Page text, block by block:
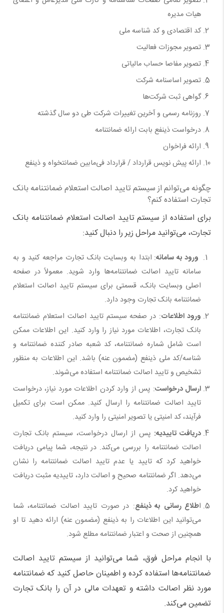
هیات مدیره
کد اقتصادی و کد شناسه ملی
تصویر مجوزات فعالیت
تصویر مفاصا حساب مالیاتی
تصویر اساسنامه شرکت
گواهی ثبت شرکت‌ها
روزنامه رسمی و آخرین تغییرات شرکت طی دو سال گذشته
درخواست ذینفع بابت ارائه ضمانتنامه
ارائه فراخوان
ارائه پیش نویس قرارداد / قرارداد فی‌مابین ضمانتخواه و ذینفع
چگونه می‌توانم از سیستم تایید اصالت استعلام ضمانتنامه بانک
تجارت استفاده کنم؟
برای استفاده از سیستم تایید اصالت استعلام ضمانتنامه بانک
تجارت، می‌توانید مراحل زیر را دنبال کنید:
ورود به سامانه: ابتدا به وبسایت بانک تجارت مراجعه کنید و به
سامانه تایید اصالت ضمانتنامه‌ها وارد شوید. معمولاً در صفحه
اصلی وبسایت بانک، قسمتی برای سیستم تایید اصالت استعلام
ضمانتنامه بانک تجارت وجود دارد.
ورود اطلاعات: در صفحه سیستم تایید اصالت استعلام ضمانتنامه
بانک تجارت، اطلاعات مورد نیاز را وارد کنید. این اطلاعات ممکن
است شامل شماره ضمانتنامه، کد شعبه صادر کننده ضمانتنامه و
شناسه/کد ملی ذینفع (مضمون عنه) باشد. این اطلاعات به منظور
تشخیص و تایید اصالت ضمانتنامه استفاده می‌شوند.
ارسال درخواست: پس از وارد کردن اطلاعات مورد نیاز، درخواست
تایید اصالت ضمانتنامه را ارسال کنید. ممکن است برای تکمیل
فرآیند، کد امنیتی یا تصویر امنیتی را وارد کنید.
دریافت تاییدیه: پس از ارسال درخواست، سیستم بانک تجارت
اصالت ضمانتنامه را بررسی می‌کند. در نتیجه، شما پیامی دریافت
خواهید کرد که تایید یا عدم تایید اصالت ضمانتنامه را نشان
می‌دهد. اگر ضمانتنامه صحیح و اصالت دارد، تاییدیه مثبت دریافت
خواهید کرد.
اطلاع رسانی به ذینفع: در صورت تایید اصالت ضمانتنامه، شما
می‌توانید این اطلاعات را به ذینفع (مضمون عنه) ارائه دهید تا او
همچنین از صحت و اعتبار ضمانتنامه مطلع شود.
با انجام مراحل فوق، شما می‌توانید از سیستم تایید اصالت
ضمانتنامه‌ها استفاده کرده و اطمینان حاصل کنید که ضمانتنامه
مورد نظر اصالت داشته و تعهدات مالی در آن را بانک تجارت
تضمین می‌کند.